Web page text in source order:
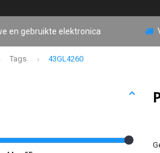
en gebruikte elektronica
Tags 43GL4260